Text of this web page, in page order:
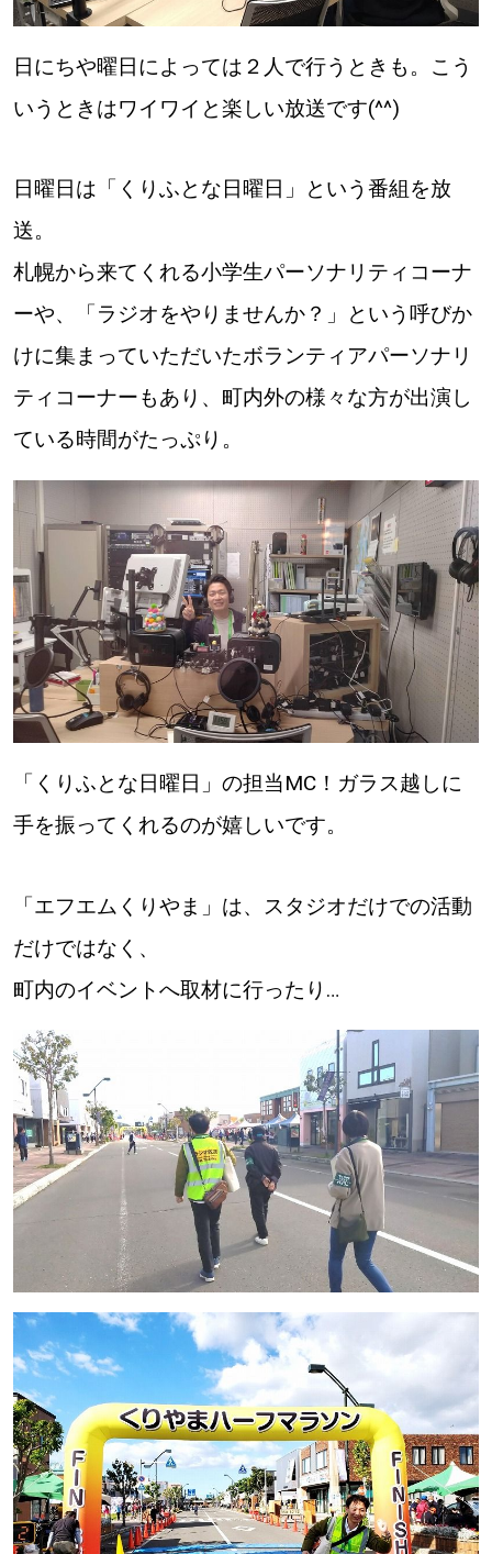
明日への”きっかけ”WEBマガジン
パートナーメディア Sitakkeパートナー
運営会社 広告掲載
プライバシーポリシー
閉じる
【まったり楽しみたい】 札幌市
【道北のお気に入りを見つけたい】
【道東のお気に入りを見つけたい】
日にちや曜日によっては２人で行うときも。こう
いうときはワイワイと楽しい放送です(^^)
日曜日は「くりふとな日曜日」という番組を放
送。
札幌から来てくれる小学生パーソナリティコーナ
ーや、「ラジオをやりませんか？」という呼びか
けに集まっていただいたボランティアパーソナリ
ティコーナーもあり、町内外の様々な方が出演し
ている時間がたっぷり。
「くりふとな日曜日」の担当MC！ガラス越しに
手を振ってくれるのが嬉しいです。
「エフエムくりやま」は、スタジオだけでの活動
だけではなく、
町内のイベントへ取材に行ったり…